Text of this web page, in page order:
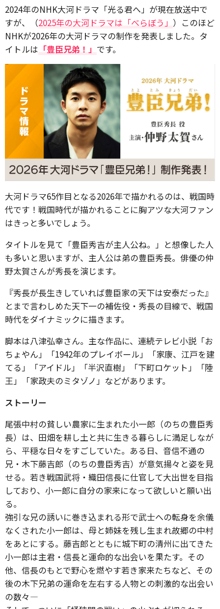
2024年のNHK大河ドラマ「光る君へ」が現在放送中で
すが、（2025年の大河ドラマは「べらぼう」 ）このほど
NHKが2026年の大河ドラマの制作を発表しました。タ
イトルは 「豊臣兄弟！」 です。
大河ドラマ65作目となる2026年で描かれるのは、戦国時
代です！戦国時代が描かれることに胸アツな大河ファン
はきっと多いでしょう。
タイトルを見て「豊臣秀吉が主人公ね。」と想像した人
も多いと思いますが、主人公は弟の豊臣秀長。俳優の仲
野太賀さんが秀長を演じます。
『秀長が長生きしていれば豊臣家の天下は安泰だった』
とまで言わしめた天下一の補佐役・秀長の目線で、戦国
時代をダイナミックに描きます。
脚本は八津弘幸さん。主な作品に、連続テレビ小説「お
ちょやん」「1942年のプレイボール」「家康、江戸を建
てる」「アイドル」「半沢直樹」「下町ロケット」「陸
王」「家政夫のミタゾノ」などがあります。
ストーリー
尾張中村の貧しい農家に生まれた小一郎（のちの豊臣秀
長）は、田畑を耕し土と共に生きる暮らしに満足しなが
ら、平穏な日々をすごしていた。ある日、音信不通の
兄・木下藤吉郎（のちの豊臣秀吉）が意気揚々と姿を見
せる。若き戦国武将・織田信長に仕官して大出世を目指
しており、小一郎に自分の家来になって欲しいと願い出
る。
強引な兄の誘いに巻き込まれる形で武士への転身を余儀
なくされた小一郎は、母と姉妹を残し生まれ故郷の中村
をあとにする。藤吉郎とともに城下町の清州に出てきた
小一郎は主君・信長と運命的な出会いを果たす。その
他、信長のもとで野心を燃やす若き家来たちなど、その
後の木下兄弟の運命を左右する人物との刺激的な出会い
の数々―